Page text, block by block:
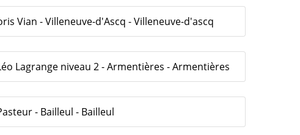
Vian - Villeneuve-d'Ascq - Villeneuve-d'ascq
Lagrange niveau 2 - Armentières - Armentières
- Bailleul - Bailleul